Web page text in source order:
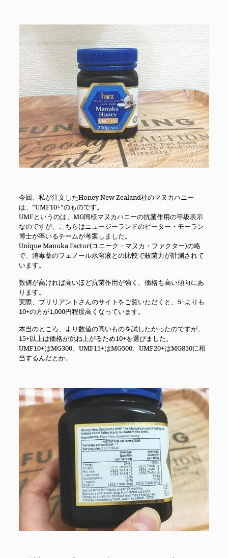
今回、私が注文したHoney New Zealand社のマヌカハニー
は、“UMF10+”のものです。
UMFというのは、MG同様マヌカハニーの抗菌作用の等級表示
なのですが、こちらはニュージーランドのピーター・モーラン
博士が率いるチームが考案しました。
Unique Manuka Factor(ユニーク・マヌカ・ファクター)の略
で、消毒薬のフェノール水溶液との比較で殺菌力が計測されて
います。
数値が高ければ高いほど抗菌作用が強く、価格も高い傾向にあ
ります。
実際、ブリリアントさんのサイトをご覧いただくと、5+よりも
10+の方が1,000円程度高くなっています。
本当のところ、より数値の高いものを試したかったのですが、
15+以上は価格が跳ね上がるため10+を選びました。
UMF10+はMG300、UMF15+はMG500、UMF20+はMG850に相
当するんだとか。